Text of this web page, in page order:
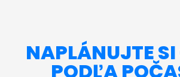
NAPLÁNUJTE SI
PODĽA